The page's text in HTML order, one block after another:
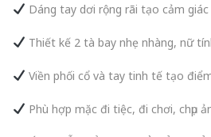
Dáng tay dơi rộng rãi tạo cảm
Thiết kế 2 tà bay nhẹ nhàng, nữ
Viền phối cổ và tay tinh tế tạo
Phù hợp mặc đi tiệc, đi chơi, chụp